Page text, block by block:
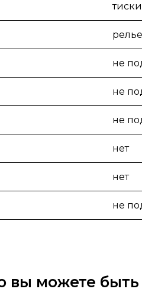
тиски
не
не
не
нет
нет
не
вы можете